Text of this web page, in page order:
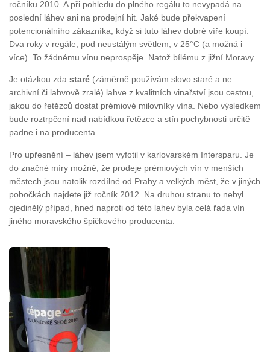
ročníku 2010. A při pohledu do plného regálu to nevypadá na
poslední láhev ani na prodejní hit. Jaké bude překvapení
potencionálního zákazníka, když si tuto láhev dobré víře koupí.
Dva roky v regále, pod neustálým světlem, v 25°C (a možná i
více). To žádnému vínu neprospěje. Natož bílému z jižní Moravy.
Je otázkou zda staré (záměrně používám slovo staré a ne
archivní či lahvově zralé) lahve z kvalitních vinařství jsou cestou,
jakou do řetězců dostat prémiové milovníky vína. Nebo výsledkem
bude roztrpčení nad nabídkou řetězce a stín pochybnosti určitě
padne i na producenta.
Pro upřesnění – láhev jsem vyfotil v karlovarském Intersparu. Je
do značné míry možné, že prodeje prémiových vín v menších
městech jsou natolik rozdílné od Prahy a velkých měst, že v jiných
pobočkách najdete již ročník 2012. Na druhou stranu to nebyl
ojedinělý případ, hned naproti od této lahev byla celá řada vín
jiného moravského špičkového producenta.